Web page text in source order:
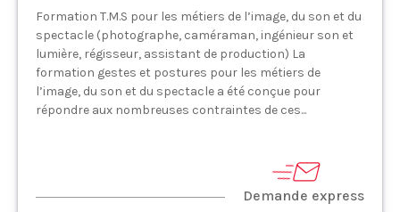
Formation T.M.S pour les métiers de l’image, du son et du
spectacle (photographe, caméraman, ingénieur son et
lumière, régisseur, assistant de production) La
formation gestes et postures pour les métiers de
l’image, du son et du spectacle a été conçue pour
répondre aux nombreuses contraintes de ces...
Demande express